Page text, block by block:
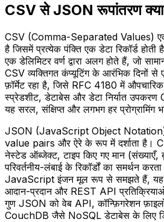
CSV से JSON रूपांतरण
CSV (Comma-Separated Values) एक
है जिसमें प्रत्येक पंक्ति एक डेटा रिकॉर्ड होती
एक डेलिमिटर वर्ण द्वारा अलग होते हैं, जो
CSV व्यक्तिगत कंप्यूटिंग के आरंभिक दिनों से
फ़ॉर्मेट रहा है, जिसे RFC 4180 में औपचारिक
स्प्रेडशीट, डेटाबेस और डेटा निर्यात उपकरण
यह सरल, संक्षिप्त और लगभग हर प्रोग्रामिंग
JSON (JavaScript Object Notation)
value pairs और ऐरे के रूप में दर्शाता है।
नेस्टेड ऑब्जेक्ट, टाइप किए गए मान
परिवर्तनीय-लंबाई के रिकॉर्डों का समर्थन
JavaScript इंजन मूल रूप से समझते हैं, यह
आदान-प्रदान और REST API
गुण JSON को वेब API, कॉन्फ़िगरेशन
CouchDB जैसे NoSQL डेटाबेस के लिए